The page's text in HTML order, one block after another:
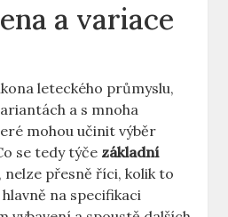
a variace
leteckého průmyslu,
a s mnoha
‍mohou učinit výběr
se tedy týče⁢ základní
přesně říci, kolik to
na specifikaci